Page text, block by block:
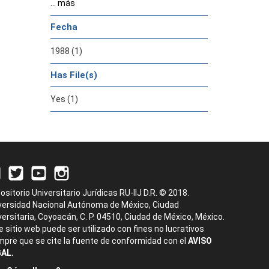
... más
Fecha
1988 (1)
Has File(s)
Yes (1)
Universitario Jurídicas RU-IIJ D.R. © 2018.
Nacional Autónoma de México, Ciudad
Coyoacán, C. P. 04510, Ciudad de México, México.
sitio web puede ser utilizado con fines no lucrativos
que se cite la fuente de conformidad con el AVISO